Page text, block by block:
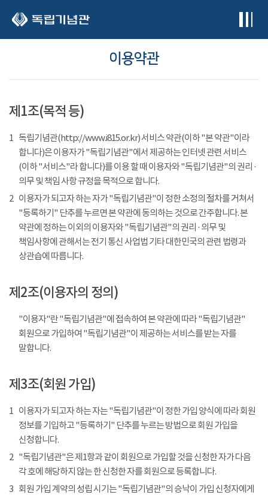
이용약관
제1조(목적 등)
1 독립기념관(http://www.i815.or.kr) 서비스 약관(이하 "본 약관"이라
합니다)은 이용자가 "독립기념관"에서 제공하는 인터넷 관련 서비스
(이하 "서비스"라 합니다)를 이용 할 때 이용자와 "독립기념관"의 권리 ·
의무 및 책임 사항 규정을 목적으로 합니다.
2 이용자가 되고자 하는 자가 "독립기념관"이 정한 소정의 절차를 거쳐서
"등록하기" 단추를 누르면 본 약관에 동의하는 것으로 간주합니다. 본
약관에 정하는 이외의 이용자와 "독립기념관"의 권리 · 의무 및
책임사항에 관해서는 전기 통신 사업법 기타 대한민국의 관련 법령과
상관습에 따릅니다.
제2조(이용자의 정의)
"이용자"란 "독립기념관"에 접속하여 본 약관에 따라 "독립기념관"
회원으로 가입하여 "독립기념관"이 제공하는 서비스를 받는 자를
말합니다.
제3조(회원 가입)
1 이용자가 되고자 하는 자는 "독립기념관"이 정한 가입 양식에 따라 회원
정보를 기입하고 "등록하기" 단추를 누르는 방법으로 회원 가입을
신청합니다.
2 "독립기념관"은 제1항과 같이 회원으로 가입할 것을 신청한 자가 다음
각 호에 해당하지 않는 한 신청한 자를 회원으로 등록합니다.
3 회원 가입 계약의 성립 시기는 "독립기념관"의 승낙이 가입 신청자에게